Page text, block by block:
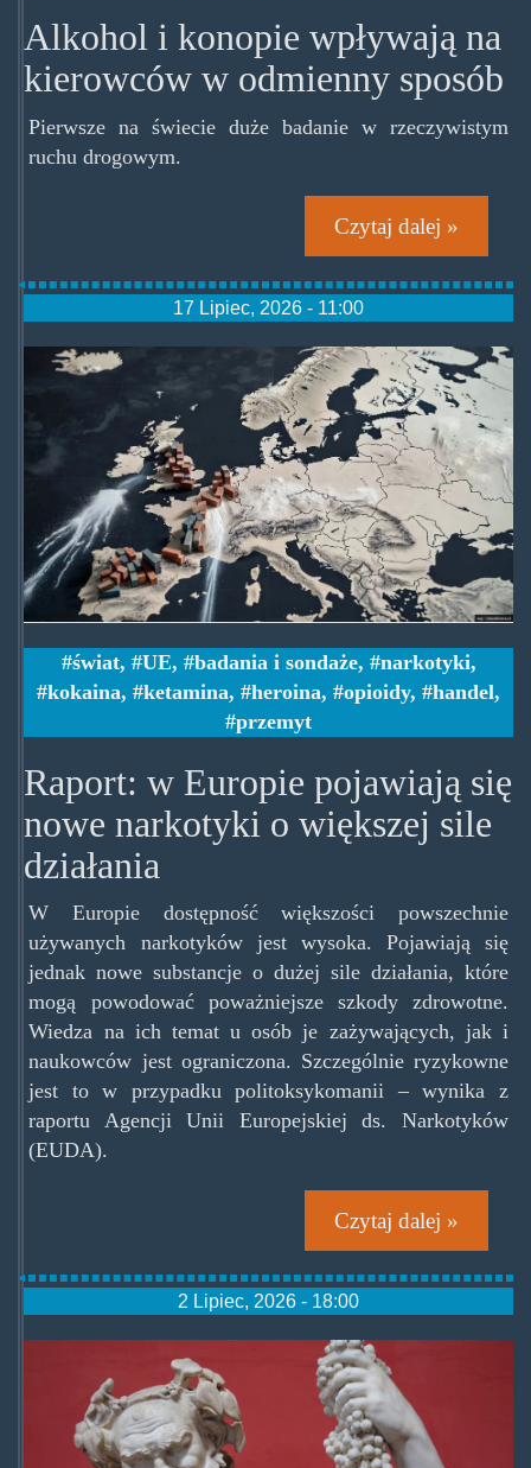
Alkohol i konopie wpływają na
kierowców w odmienny sposób
Pierwsze na świecie duże badanie w rzeczywistym
ruchu drogowym.
Czytaj dalej »
17 Lipiec, 2026 - 11:00
europazasypanakokaina.jpg
świat, UE, badania i sondaże, narkotyki,
kokaina, ketamina, heroina, opioidy, handel,
przemyt
Raport: w Europie pojawiają się
nowe narkotyki o większej sile
działania
W Europie dostępność większości powszechnie
używanych narkotyków jest wysoka. Pojawiają się
jednak nowe substancje o dużej sile działania, które
mogą powodować poważniejsze szkody zdrowotne.
Wiedza na ich temat u osób je zażywających, jak i
naukowców jest ograniczona. Szczególnie ryzykowne
jest to w przypadku politoksykomanii – wynika z
raportu Agencji Unii Europejskiej ds. Narkotyków
(EUDA).
Czytaj dalej »
2 Lipiec, 2026 - 18:00
dionysus_santorini-
wine_feature-